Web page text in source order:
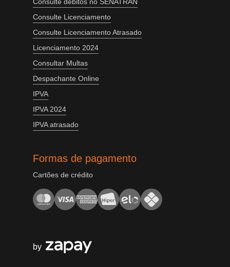
Consulte débitos no SENATRAN
Consulte Licenciamento
Consulte Licenciamento Atrasado
Licenciamento 2024
Consultar Multas
Despachante Online
IPVA
IPVA 2024
IPVA atrasado
Formas de pagamento
Cartões de crédito
by